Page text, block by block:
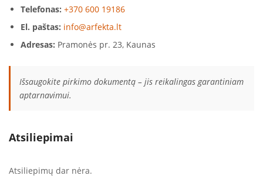
Telefonas: +370 600 19186
El. paštas: info@arfekta.lt
Adresas: Pramonės pr. 23, Kaunas
Išsaugokite pirkimo dokumentą – jis reikalingas garantiniam
aptarnavimui.
Atsiliepimai
Atsiliepimų dar nėra.